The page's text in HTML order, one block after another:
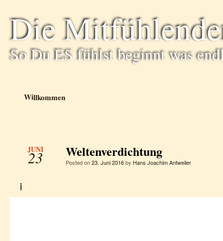
Die
So Du ES fühlst beginnt was
Willkommen
JUNI
23 Weltenverdichtung
Posted on23. Juni 2016by Hans Joachim Antweiler
i